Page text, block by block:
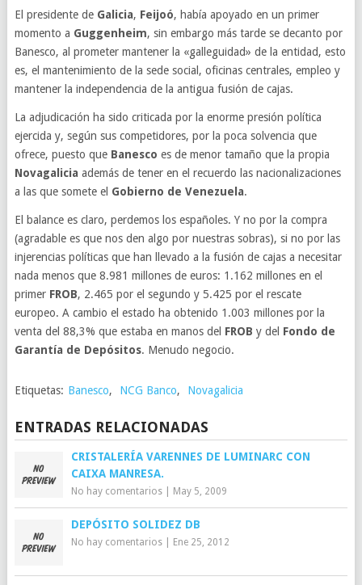
El presidente de Galicia, Feijoó, había apoyado en un primer
momento a Guggenheim, sin embargo más tarde se decanto por
Banesco, al prometer mantener la «galleguidad» de la entidad, esto
es, el mantenimiento de la sede social, oficinas centrales, empleo y
mantener la independencia de la antigua fusión de cajas.
La adjudicación ha sido criticada por la enorme presión política
ejercida y, según sus competidores, por la poca solvencia que
ofrece, puesto que Banesco es de menor tamaño que la propia
Novagalicia además de tener en el recuerdo las nacionalizaciones
a las que somete el Gobierno de Venezuela.
El balance es claro, perdemos los españoles. Y no por la compra
(agradable es que nos den algo por nuestras sobras), si no por las
injerencias políticas que han llevado a la fusión de cajas a necesitar
nada menos que 8.981 millones de euros: 1.162 millones en el
primer FROB, 2.465 por el segundo y 5.425 por el rescate
europeo. A cambio el estado ha obtenido 1.003 millones por la
venta del 88,3% que estaba en manos del FROB y del Fondo de
Garantía de Depósitos. Menudo negocio.
Etiquetas: Banesco, NCG Banco, Novagalicia
ENTRADAS RELACIONADAS
CRISTALERÍA VARENNES DE LUMINARC CON
CAIXA MANRESA.
No hay comentarios| May 5, 2009
DEPÓSITO SOLIDEZ DB
No hay comentarios| Ene 25, 2012